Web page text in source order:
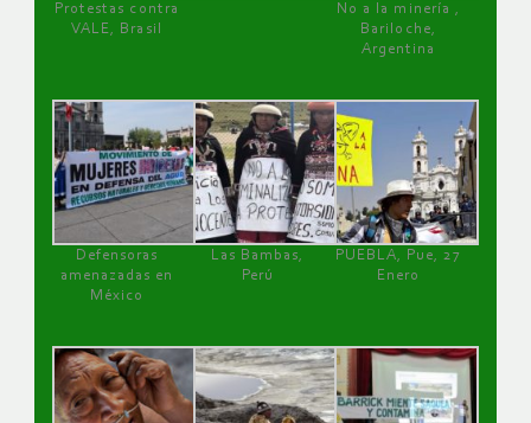
Protestas contra
VALE, Brasil
No a la minería ,
Bariloche,
Argentina
Defensoras
amenazadas en
México
Las Bambas,
Perú
PUEBLA, Pue, 27
Enero